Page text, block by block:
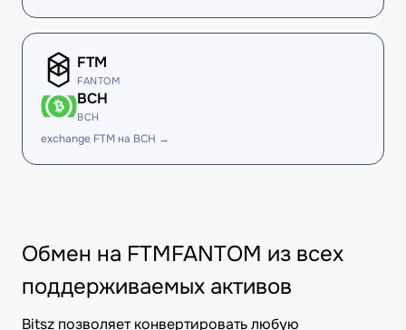
FTM
FANTOM
BCH
BCH
exchange FTM на BCH →
Обмен на FTMFANTOM из всех
поддерживаемых активов
Bitsz позволяет конвертировать любую